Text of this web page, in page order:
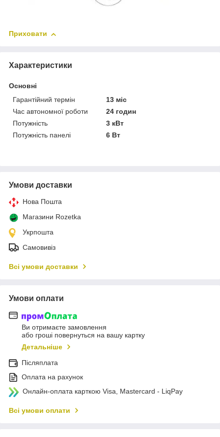
Приховати
Характеристики
Основні
Гарантійний термін
13 міс
Час автономної роботи
24 годин
Потужність
3 кВт
Потужність панелі
6 Вт
Умови доставки
Нова Пошта
Магазини Rozetka
Укрпошта
Самовивіз
Всі умови доставки
Умови оплати
Ви отримаєте замовлення
або гроші повернуться на вашу картку
Детальніше
Післяплата
Оплата на рахунок
Онлайн-оплата карткою Visa, Mastercard - LiqPay
Всі умови оплати